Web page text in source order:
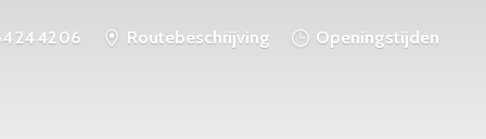
24 42 06 Routebeschrijving Openingstijden